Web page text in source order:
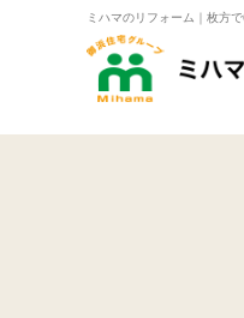
ミハマのリフォーム｜枚方